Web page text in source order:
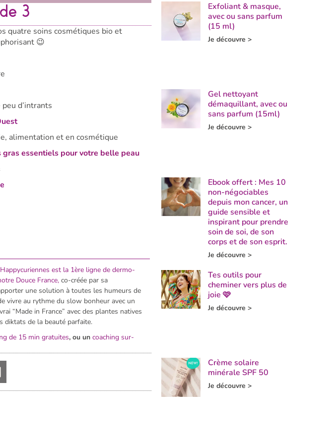
3
quatre soins cosmétiques bio et
😉
d’intrants
alimentation et en cosmétique
gras essentiels pour votre belle peau
appycuriennes est la 1ère ligne de dermo-
Douce France,co-créée par sa
une solution à toutes les humeurs de
vivre au rythme du slow bonheur avec un
“Made in France” avec des plantes natives
diktats de la beauté parfaite.
de 15 min gratuites, ou un coaching sur-
Exfoliant & masque,
avec ou sans parfum
(15 ml)
Je découvre >
Gel nettoyant
démaquillant, avec ou
sans parfum (15ml)
Je découvre >
Ebook offert : Mes 10
non-négociables
depuis mon cancer, un
guide sensible et
inspirant pour prendre
soin de soi, de son
corps et de son esprit.
Je découvre >
Tes outils pour
cheminer vers plus de
joie 🩷
Je découvre >
Crème solaire
minérale SPF 50
Je découvre >